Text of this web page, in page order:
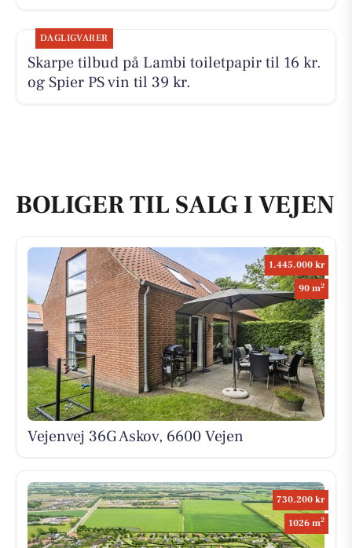
DAGLIGVARER
Skarpe tilbud på Lambi toiletpapir til 16 kr.
og Spier PS vin til 39 kr.
BOLIGER TIL SALG I VEJEN
1.445.000 kr
90 m2
Vejenvej 36G Askov, 6600 Vejen
730.200 kr
1026 m2